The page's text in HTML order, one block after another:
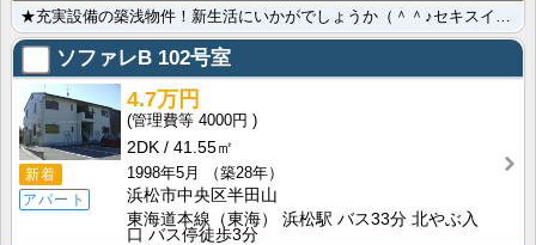
ソファレB 102号室
新着
アパート
4.7万円
4000円
2DK
41.55㎡
1998年5月
（築28年）
浜松市中央区半田山
東海道本線（東海） 浜松駅 バス33分 北やぶ入
口 バス停徒歩3分